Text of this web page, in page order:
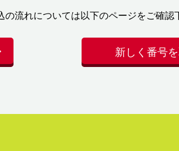
の流れについては以下のページをご確認
新しく番号